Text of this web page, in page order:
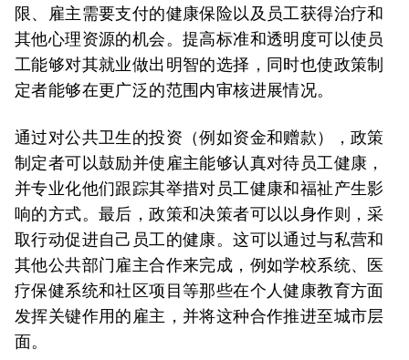
限、雇主需要支付的健康保险以及员工获得治疗和
其他心理资源的机会。提高标准和透明度可以使员
工能够对其就业做出明智的选择，同时也使政策制
定者能够在更广泛的范围内审核进展情况。
通过对公共卫生的投资（例如资金和赠款），政策
制定者可以鼓励并使雇主能够认真对待员工健康，
并专业化他们跟踪其举措对员工健康和福祉产生影
响的方式。最后，政策和决策者可以以身作则，采
取行动促进自己员工的健康。这可以通过与私营和
其他公共部门雇主合作来完成，例如学校系统、医
疗保健系统和社区项目等那些在个人健康教育方面
发挥关键作用的雇主，并将这种合作推进至城市层
面。